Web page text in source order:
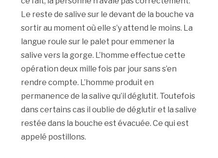
Le reste de salive sur le devant de la bouche va
sortir au moment où elle s’y attend le moins. La
langue roule sur le palet pour emmener la
salive vers la gorge. L’homme effectue cette
opération deux mille fois par jour sans s’en
rendre compte. L’homme produit en
permanence de la salive qu’il déglutit. Toutefois
dans certains cas il oublie de déglutir et la salive
restée dans la bouche est évacuée. Ce qui est
appelé postillons.